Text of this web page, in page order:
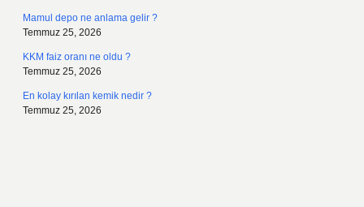
Mamul depo ne anlama gelir ?
Temmuz 25, 2026
KKM faiz oranı ne oldu ?
Temmuz 25, 2026
En kolay kırılan kemik nedir ?
Temmuz 25, 2026